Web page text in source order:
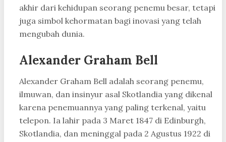
akhir dari kehidupan seorang penemu besar, tetapi
juga simbol kehormatan bagi inovasi yang telah
mengubah dunia.
Alexander Graham Bell
Alexander Graham Bell adalah seorang penemu,
ilmuwan, dan insinyur asal Skotlandia yang dikenal
karena penemuannya yang paling terkenal, yaitu
telepon. Ia lahir pada 3 Maret 1847 di Edinburgh,
Skotlandia, dan meninggal pada 2 Agustus 1922 di